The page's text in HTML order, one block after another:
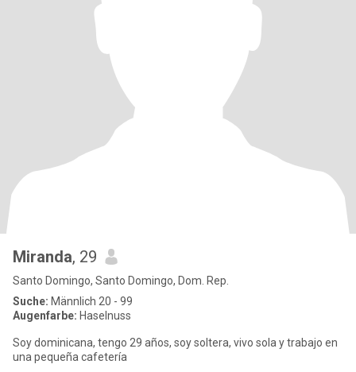
Miranda, 29
Santo Domingo, Santo Domingo, Dom. Rep.
Suche: Männlich 20 - 99
Augenfarbe: Haselnuss
Soy dominicana, tengo 29 años, soy soltera, vivo sola y trabajo en
una pequeña cafetería